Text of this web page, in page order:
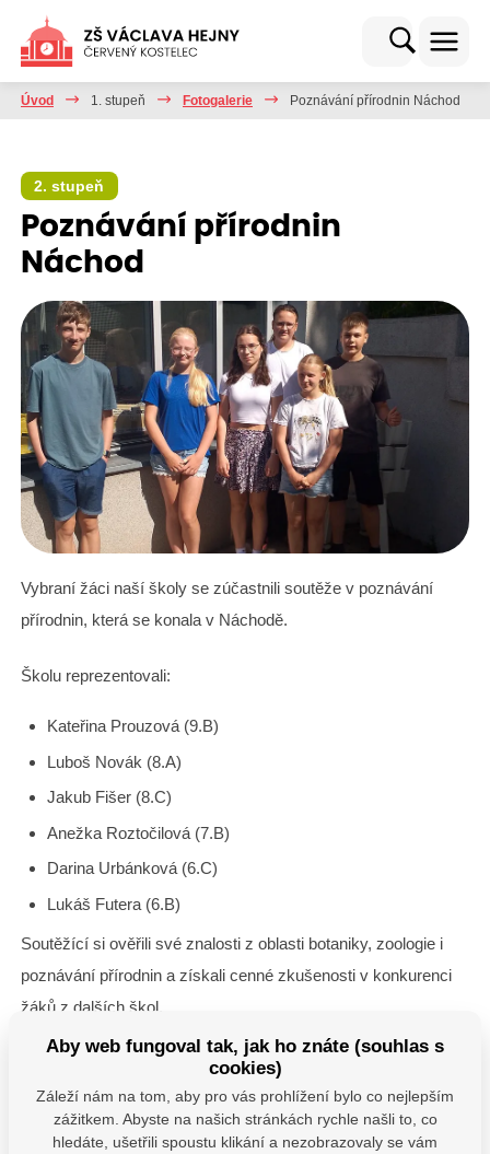
Úvod 1. stupeň Fotogalerie Poznávání přírodnin Náchod
2. stupeň
Poznávání přírodnin
Náchod
Vybraní žáci naší školy se zúčastnili soutěže v poznávání
přírodnin, která se konala v Náchodě.
Školu reprezentovali:
Kateřina Prouzová (9.B)
Luboš Novák (8.A)
Jakub Fišer (8.C)
Anežka Roztočilová (7.B)
Darina Urbánková (6.C)
Lukáš Futera (6.B)
Soutěžící si ověřili své znalosti z oblasti botaniky, zoologie i
poznávání přírodnin a získali cenné zkušenosti v konkurenci
žáků z dalších škol.
Všem účastníkům děkujeme za reprezentaci školy a
gratulujeme k jejich nasazení a dosaženým výsledkům.
Aby web fungoval tak, jak ho znáte (souhlas s
cookies)
Záleží nám na tom, aby pro vás prohlížení bylo co nejlepším
zážitkem. Abyste na našich stránkách rychle našli to, co
hledáte, ušetřili spoustu klikání a nezobrazovaly se vám